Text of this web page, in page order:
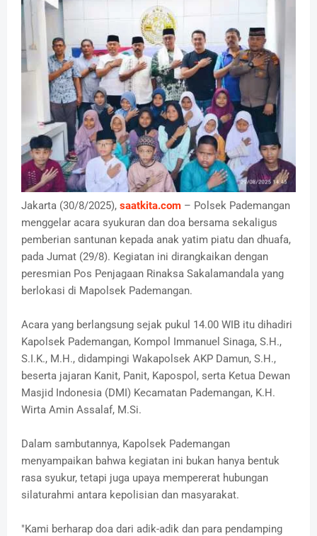
Jakarta (30/8/2025), saatkita.com – Polsek Pademangan
menggelar acara syukuran dan doa bersama sekaligus
pemberian santunan kepada anak yatim piatu dan dhuafa,
pada Jumat (29/8). Kegiatan ini dirangkaikan dengan
peresmian Pos Penjagaan Rinaksa Sakalamandala yang
berlokasi di Mapolsek Pademangan.
Acara yang berlangsung sejak pukul 14.00 WIB itu dihadiri
Kapolsek Pademangan, Kompol Immanuel Sinaga, S.H.,
S.I.K., M.H., didampingi Wakapolsek AKP Damun, S.H.,
beserta jajaran Kanit, Panit, Kapospol, serta Ketua Dewan
Masjid Indonesia (DMI) Kecamatan Pademangan, K.H.
Wirta Amin Assalaf, M.Si.
Dalam sambutannya, Kapolsek Pademangan
menyampaikan bahwa kegiatan ini bukan hanya bentuk
rasa syukur, tetapi juga upaya mempererat hubungan
silaturahmi antara kepolisian dan masyarakat.
"Kami berharap doa dari adik-adik dan para pendamping